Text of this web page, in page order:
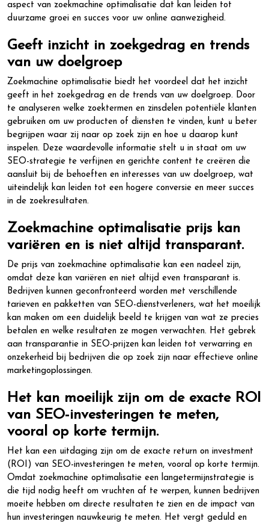
aspect van zoekmachine optimalisatie dat kan leiden tot
duurzame groei en succes voor uw online aanwezigheid.
Geeft inzicht in zoekgedrag en trends
van uw doelgroep
Zoekmachine optimalisatie biedt het voordeel dat het inzicht
geeft in het zoekgedrag en de trends van uw doelgroep. Door
te analyseren welke zoektermen en zinsdelen potentiële klanten
gebruiken om uw producten of diensten te vinden, kunt u beter
begrijpen waar zij naar op zoek zijn en hoe u daarop kunt
inspelen. Deze waardevolle informatie stelt u in staat om uw
SEO-strategie te verfijnen en gerichte content te creëren die
aansluit bij de behoeften en interesses van uw doelgroep, wat
uiteindelijk kan leiden tot een hogere conversie en meer succes
in de zoekresultaten.
Zoekmachine optimalisatie prijs kan
variëren en is niet altijd transparant.
De prijs van zoekmachine optimalisatie kan een nadeel zijn,
omdat deze kan variëren en niet altijd even transparant is.
Bedrijven kunnen geconfronteerd worden met verschillende
tarieven en pakketten van SEO-dienstverleners, wat het moeilijk
kan maken om een duidelijk beeld te krijgen van wat ze precies
betalen en welke resultaten ze mogen verwachten. Het gebrek
aan transparantie in SEO-prijzen kan leiden tot verwarring en
onzekerheid bij bedrijven die op zoek zijn naar effectieve online
marketingoplossingen.
Het kan moeilijk zijn om de exacte ROI
van SEO-investeringen te meten,
vooral op korte termijn.
Het kan een uitdaging zijn om de exacte return on investment
(ROI) van SEO-investeringen te meten, vooral op korte termijn.
Omdat zoekmachine optimalisatie een langetermijnstrategie is
die tijd nodig heeft om vruchten af te werpen, kunnen bedrijven
moeite hebben om directe resultaten te zien en de impact van
hun investeringen nauwkeurig te meten. Het vergt geduld en